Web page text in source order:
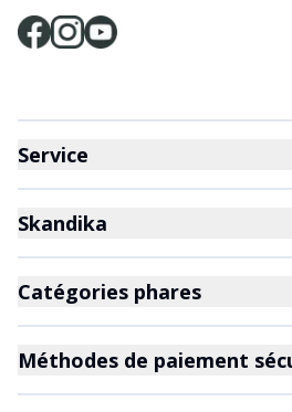
Service
Skandika
Catégories phares
Méthodes de paiement